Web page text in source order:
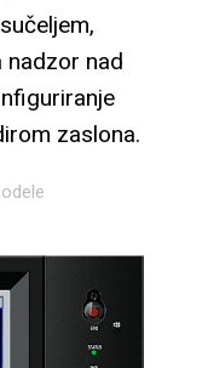
nadzor nad
zaslona.